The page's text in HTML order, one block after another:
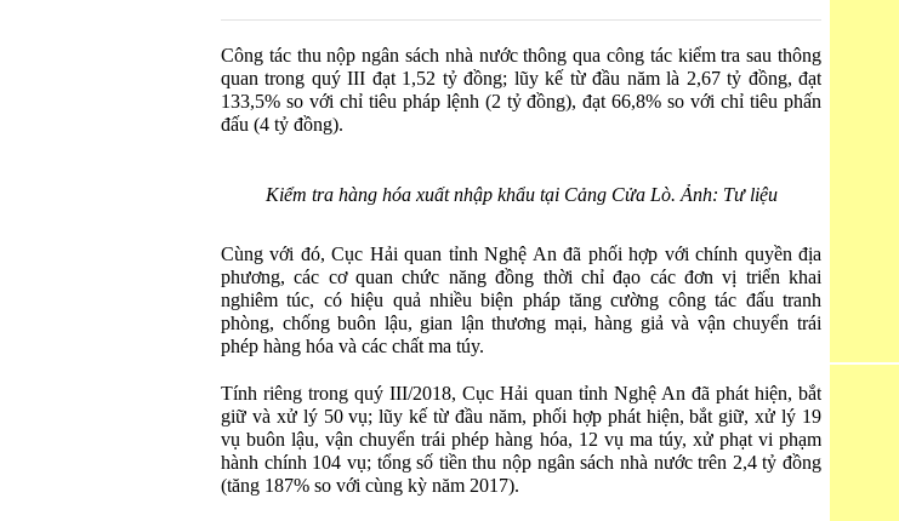
Công tác thu nộp ngân sách nhà nước thông qua công tác kiểm tra sau thông
quan trong quý III đạt 1,52 tỷ đồng; lũy kế từ đầu năm là 2,67 tỷ đồng, đạt
133,5% so với chỉ tiêu pháp lệnh (2 tỷ đồng), đạt 66,8% so với chỉ tiêu phấn
đấu (4 tỷ đồng).
Kiểm tra hàng hóa xuất nhập khẩu tại Cảng Cửa Lò. Ảnh: Tư liệu
Cùng với đó, Cục Hải quan tỉnh Nghệ An đã phối hợp với chính quyền địa
phương, các cơ quan chức năng đồng thời chỉ đạo các đơn vị triển khai
nghiêm túc, có hiệu quả nhiều biện pháp tăng cường công tác đấu tranh
phòng, chống buôn lậu, gian lận thương mại, hàng giả và vận chuyển trái
phép hàng hóa và các chất ma túy.
Tính riêng trong quý III/2018, Cục Hải quan tỉnh Nghệ An đã phát hiện, bắt
giữ và xử lý 50 vụ; lũy kế từ đầu năm, phối hợp phát hiện, bắt giữ, xử lý 19
vụ buôn lậu, vận chuyển trái phép hàng hóa, 12 vụ ma túy, xử phạt vi phạm
hành chính 104 vụ; tổng số tiền thu nộp ngân sách nhà nước trên 2,4 tỷ đồng
(tăng 187% so với cùng kỳ năm 2017).